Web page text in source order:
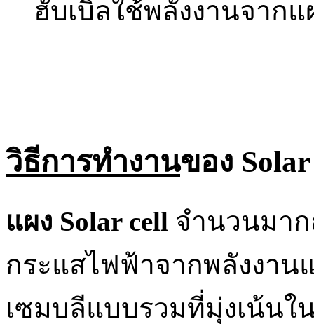
ฮับเบิลใช้พลังงานจาก
วิธีการทำงานของ
แผง Solar cell จำนวนมา
กระแสไฟฟ้าจากพลังงา
เซมบลีแบบรวมที่มุ่งเน้นใ